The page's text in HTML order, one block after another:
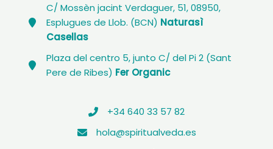
C/ Mossèn jacint Verdaguer, 51, 08950,
Esplugues de Llob. (BCN) Naturasì
Casellas
Plaza del centro 5, junto C/ del Pi 2 (Sant
Pere de Ribes) Fer Organic
+34 640 33 57 82
hola@spiritualveda.es